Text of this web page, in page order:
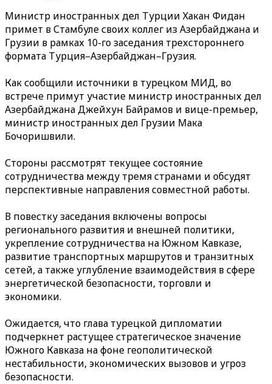
Министр иностранных дел Турции Хакан Фидан
примет в Стамбуле своих коллег из Азербайджана и
Грузии в рамках 10-го заседания трехстороннего
формата Турция–Азербайджан–Грузия.
Как сообщили источники в турецком МИД, во
встрече примут участие министр иностранных дел
Азербайджана Джейхун Байрамов и вице-премьер,
министр иностранных дел Грузии Мака
Бочоришвили.
Стороны рассмотрят текущее состояние
сотрудничества между тремя странами и обсудят
перспективные направления совместной работы.
В повестку заседания включены вопросы
регионального развития и внешней политики,
укрепление сотрудничества на Южном Кавказе,
развитие транспортных маршрутов и транзитных
сетей, а также углубление взаимодействия в сфере
энергетической безопасности, торговли и
экономики.
Ожидается, что глава турецкой дипломатии
подчеркнет растущее стратегическое значение
Южного Кавказа на фоне геополитической
нестабильности, экономических вызовов и угроз
безопасности.